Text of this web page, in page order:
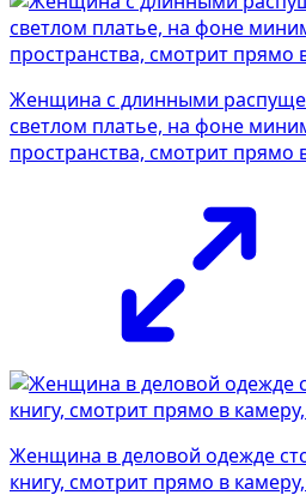
Женщина с длинными
светлом платье, на фоне
пространства, смотрит прямо
Женщина в деловой одежде
книгу, смотрит прямо в